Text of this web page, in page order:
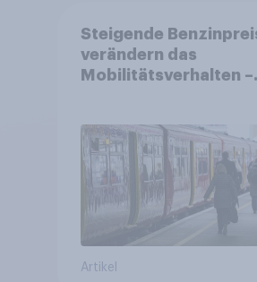
Steigende
verändern das
Mobilitätsverhalten –
auf öffentliche
Verkehrsmittel um
Artikel